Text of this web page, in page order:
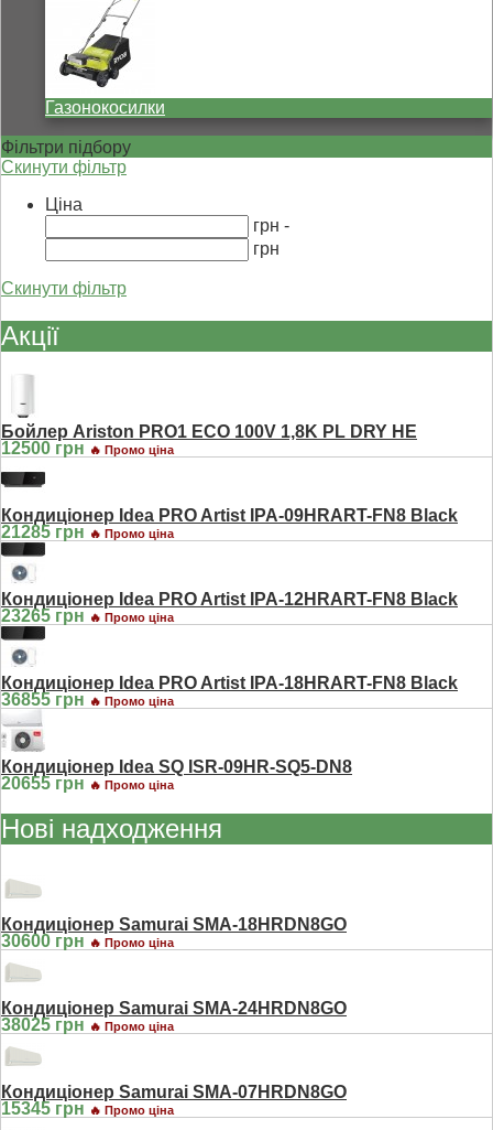
Газонокосилки
Фільтри підбору
Скинути фільтр
Ціна
грн -
грн
Скинути фільтр
Акції
Бойлер Ariston PRO1 ECO 100V 1,8K PL DRY HE
12500 грн 🔥 Промо ціна
Кондиціонер Idea PRO Artist IPA-09HRART-FN8 Black
21285 грн 🔥 Промо ціна
Кондиціонер Idea PRO Artist IPA-12HRART-FN8 Black
23265 грн 🔥 Промо ціна
Кондиціонер Idea PRO Artist IPA-18HRART-FN8 Black
36855 грн 🔥 Промо ціна
Кондиціонер Idea SQ ISR-09HR-SQ5-DN8
20655 грн 🔥 Промо ціна
Нові надходження
Кондиціонер Samurai SMA-18HRDN8GO
30600 грн 🔥 Промо ціна
Кондиціонер Samurai SMA-24HRDN8GO
38025 грн 🔥 Промо ціна
Кондиціонер Samurai SMA-07HRDN8GO
15345 грн 🔥 Промо ціна